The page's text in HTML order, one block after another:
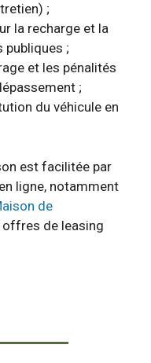
;
la recharge et la
publiques ;
et les pénalités
;
du véhicule en
est facilitée par
ligne, notamment
de
de leasing